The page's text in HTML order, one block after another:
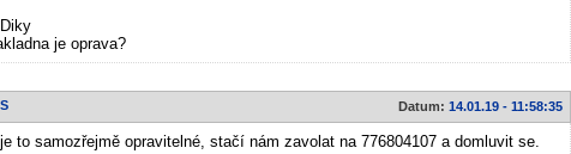
je oprava?
Datum: 14.01.19 - 11:58:35
to samozřejmě opravitelné, stačí nám zavolat na 776804107 a domluvit se.